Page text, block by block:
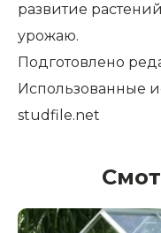
развитие
урожаю.
Подготовлено
Использованные
studfile.net